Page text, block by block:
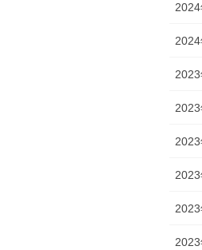
2024
2024
2023
2023
2023
2023
2023
2023